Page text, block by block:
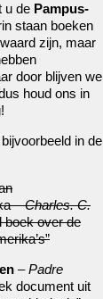
u de Pampus-
staan boeken
zijn, maar
door blijven we
houd ons in
in de
–Charles. C.
over de
–Padre
document uit